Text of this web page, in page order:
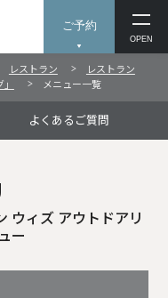
ご予約
OPEN
レストラン
レストラン
メニュー一覧
よくあるご質問
ウィズ アウトドアリ
ー